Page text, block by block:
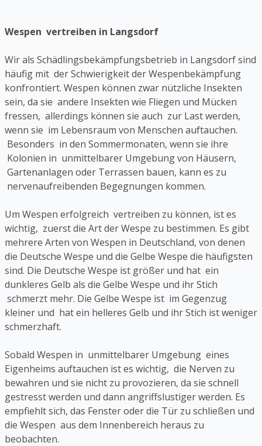
Wespen vertreiben in Langsdorf
Wir als Schädlingsbekämpfungsbetrieb in Langsdorf sind
häufig mit der Schwierigkeit der Wespenbekämpfung
konfrontiert. Wespen können zwar nützliche Insekten
sein, da sie andere Insekten wie Fliegen und Mücken
fressen, allerdings können sie auch zur Last werden,
wenn sie im Lebensraum von Menschen auftauchen.
Besonders in den Sommermonaten, wenn sie ihre
Kolonien in unmittelbarer Umgebung von Häusern,
Gartenanlagen oder Terrassen bauen, kann es zu
nervenaufreibenden Begegnungen kommen.
Um Wespen erfolgreich vertreiben zu können, ist es
wichtig, zuerst die Art der Wespe zu bestimmen. Es gibt
mehrere Arten von Wespen in Deutschland, von denen
die Deutsche Wespe und die Gelbe Wespe die häufigsten
sind. Die Deutsche Wespe ist größer und hat ein
dunkleres Gelb als die Gelbe Wespe und ihr Stich
schmerzt mehr. Die Gelbe Wespe ist im Gegenzug
kleiner und hat ein helleres Gelb und ihr Stich ist weniger
schmerzhaft.
Sobald Wespen in unmittelbarer Umgebung eines
Eigenheims auftauchen ist es wichtig, die Nerven zu
bewahren und sie nicht zu provozieren, da sie schnell
gestresst werden und dann angriffslustiger werden. Es
empfiehlt sich, das Fenster oder die Tür zu schließen und
die Wespen aus dem Innenbereich heraus zu
beobachten.